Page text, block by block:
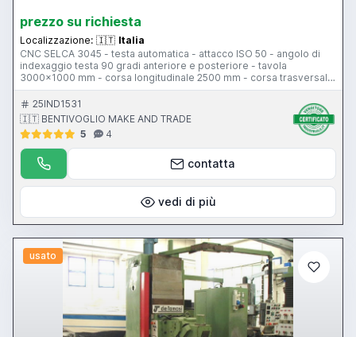
prezzo su richiesta
Localizzazione: 🇮🇹 Italia
CNC SELCA 3045 - testa automatica - attacco ISO 50 - angolo di
indexaggio testa 90 gradi anteriore e posteriore - tavola
3000x1000 mm - corsa longitudinale 2500 mm - corsa trasversale
600 mm - corsa verticale 1500 mm - pensile di comando
25IND1531
🇮🇹 BENTIVOGLIO MAKE AND TRADE
5
4
contatta
vedi di più
usato